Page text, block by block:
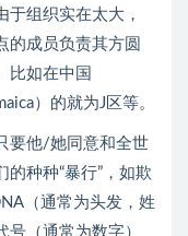
于组织实在太大，
的成员负责其方圆
比如在中国
）的就为J区等。
要他/她同意和全世
种种“暴行”，如欺
（通常为头发，姓
（通常为数字）